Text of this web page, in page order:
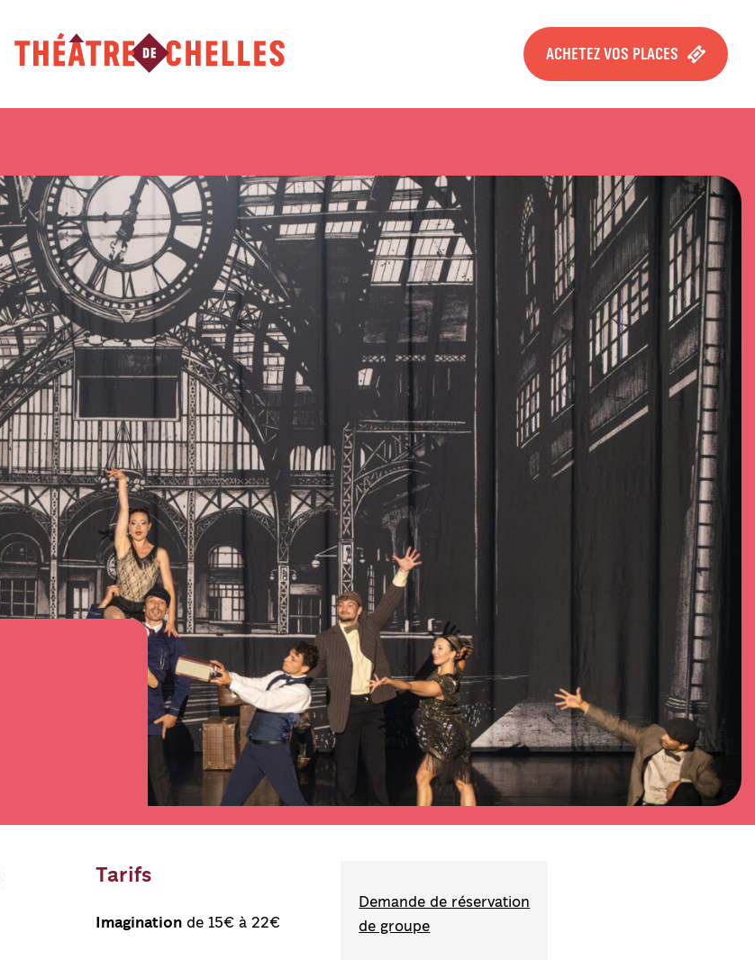
ACHETEZ VOS PLACES
Tarifs
Imaginationde 15€ à 22€
Demande de réservation
de groupe